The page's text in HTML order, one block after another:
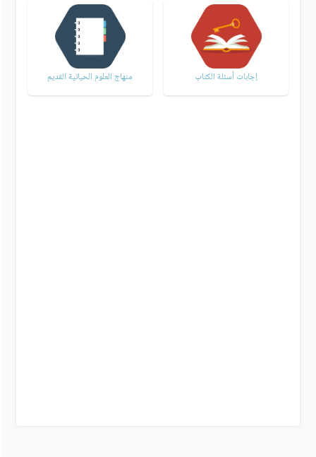
إجابات أسئلة الكتاب منهاج العلوم الحياتية القديم